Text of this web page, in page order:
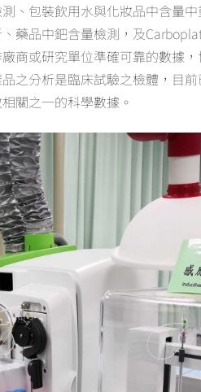
、包裝飲用水與化妝品中含量
藥品中鈀含量檢測，及
商或研究單位準確可靠的數據
之分析是臨床試驗之檢體，目
關之一的科學數據。